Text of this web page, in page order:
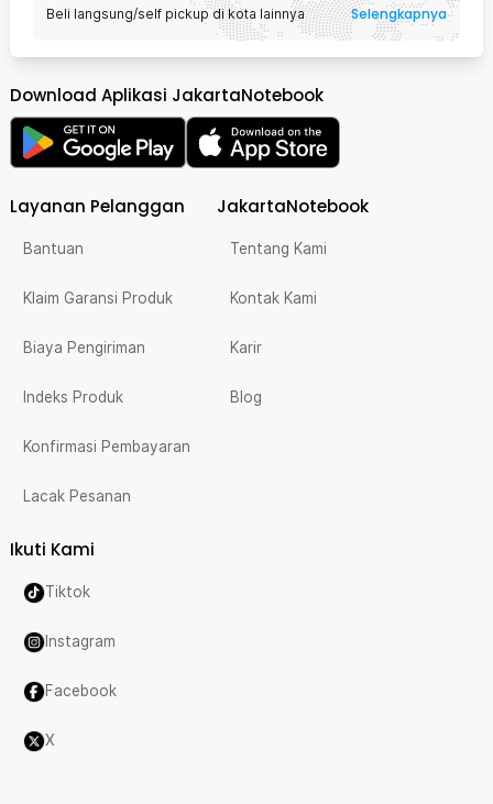
Beli langsung/self pickup di kota lainnya Selengkapnya
Download Aplikasi JakartaNotebook
Layanan Pelanggan
Bantuan
Klaim Garansi Produk
Biaya Pengiriman
Indeks Produk
Konfirmasi Pembayaran
Lacak Pesanan
JakartaNotebook
Tentang Kami
Kontak Kami
Karir
Blog
Ikuti Kami
Tiktok
Instagram
Facebook
X